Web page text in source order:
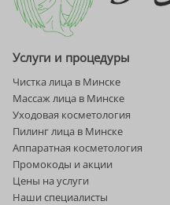
Услуги и процедуры
Чистка лица в Минске
Массаж лица в Минске
Уходовая косметология
Пилинг лица в Минске
Аппаратная косметология
Промокоды и акции
Цены на услуги
Наши специалисты